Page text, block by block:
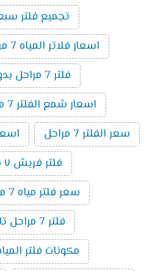
تجميع فلتر
اسعار فلاتر المياه 7 مراحل اكوا جيت
فلتر 7 مراحل بدون خزان
اسعار شمع الفلتر 7 مراحل تايواني
سعر الفلتر 7 مراحل
فلتر فريش ٧ مراحل
سعر فلتر مياه 7 مراحل اكوا
فلتر 7 مراحل تايواني
مكونات فلتر المياه 7